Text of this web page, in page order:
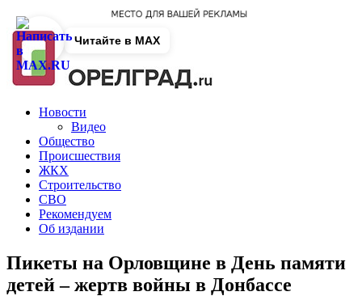
Новости
Видео
Общество
Происшествия
ЖКХ
Строительство
СВО
Рекомендуем
Об издании
Пикеты на Орловщине в День памяти
детей – жертв войны в Донбассе
Читайте в MAX